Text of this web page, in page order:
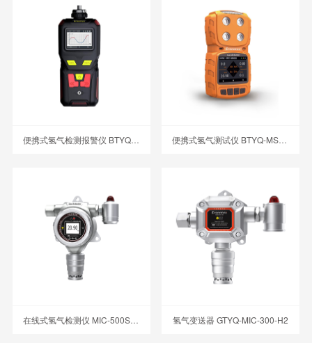
便携式氢气检测报警仪 BTYQ-MS400-H2 便携式氢气测试仪 BTYQ-MS104K-H2
在线式氢气检测仪 MIC-500S-H2 氢气变送器 GTYQ-MIC-300-H2